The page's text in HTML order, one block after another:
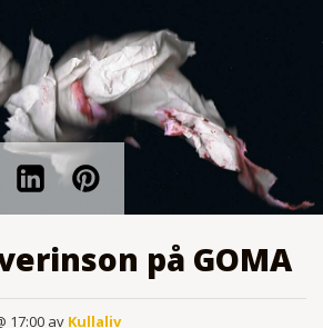
på GOMA
17:00 av Kullaliv